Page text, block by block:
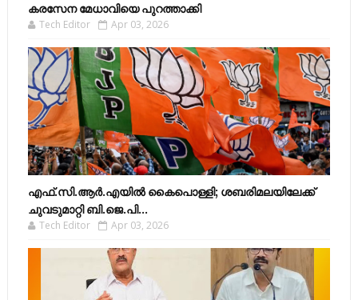
കരസേന മേധാവിയെ പുറത്താക്കി
Tech Editor Apr 03, 2026
എഫ്​.സി.ആർ.എയിൽ കൈപൊള്ളി; ശബരിമലയിലേക്ക്​
ചുവടുമാറ്റി ബി.ജെ.പി...
Tech Editor Apr 03, 2026